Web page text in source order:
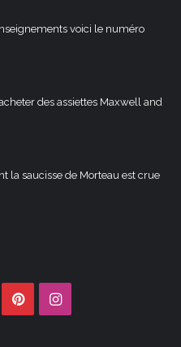
voici le numéro
des assiettes Maxwell and
la saucisse de Morteau est crue
PinterestInstagram